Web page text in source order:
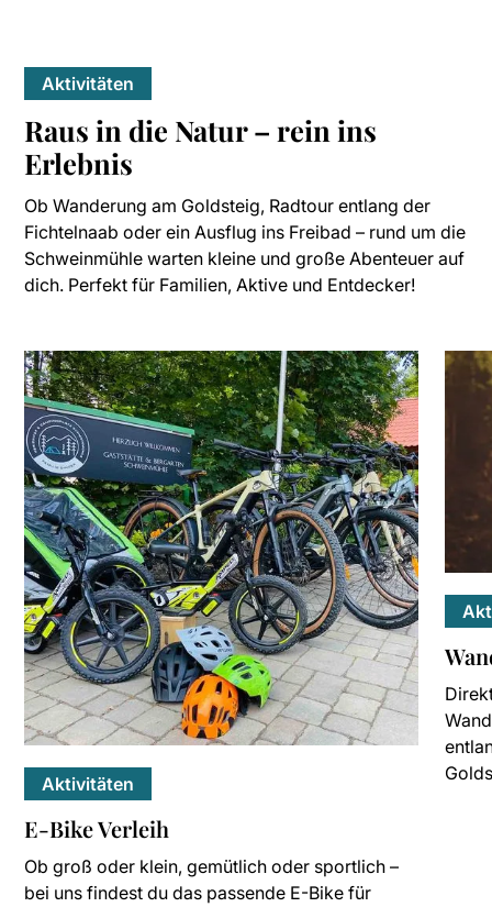
Aktivitäten
Raus in die Natur – rein ins
Erlebnis
Ob Wanderung am Goldsteig, Radtour entlang der
Fichtelnaab oder ein Ausflug ins Freibad – rund um die
Schweinmühle warten kleine und große Abenteuer auf
dich. Perfekt für Familien, Aktive und Entdecker!
Aktivitäten
E-Bike Verleih
Ob groß oder klein, gemütlich oder sportlich –
bei uns findest du das passende E-Bike für